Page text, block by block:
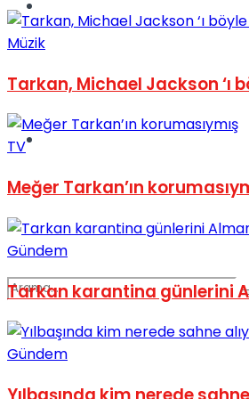
Podcast
Müzik
Tarkan, Michael Jackson ‘ı
TV
Meğer Tarkan’ın
Gündem
Tarkan karantina günlerini
Gündem